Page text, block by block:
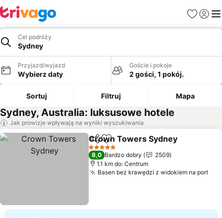
Ulubione
Cel podróży
Sydney
Przyjazd/wyjazd
Wybierz daty
Goście i pokoje
2 gości, 1 pokój.
Sortuj Filtruj Mapa
Sydney, Australia: luksusowe hotele
Jak prowizje wpływają na wyniki wyszukiwania
Udostępnij
Dodaj do ulubionych
Crown Towers Sydney
5 Kategoria
8,0 Bardzo dobry
2509
1.1 km do: Centrum
Basen bez krawędzi z widokiem na port